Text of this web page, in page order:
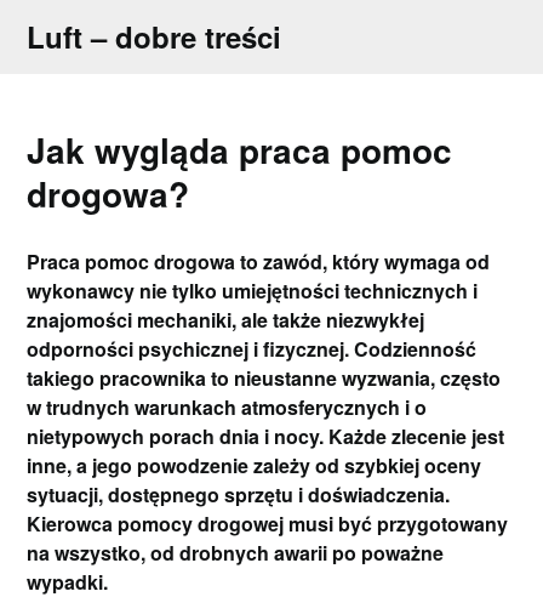
Luft – dobre treści
Jak wygląda praca pomoc
drogowa?
Praca pomoc drogowa to zawód, który wymaga od
wykonawcy nie tylko umiejętności technicznych i
znajomości mechaniki, ale także niezwykłej
odporności psychicznej i fizycznej. Codzienność
takiego pracownika to nieustanne wyzwania, często
w trudnych warunkach atmosferycznych i o
nietypowych porach dnia i nocy. Każde zlecenie jest
inne, a jego powodzenie zależy od szybkiej oceny
sytuacji, dostępnego sprzętu i doświadczenia.
Kierowca pomocy drogowej musi być przygotowany
na wszystko, od drobnych awarii po poważne
wypadki.